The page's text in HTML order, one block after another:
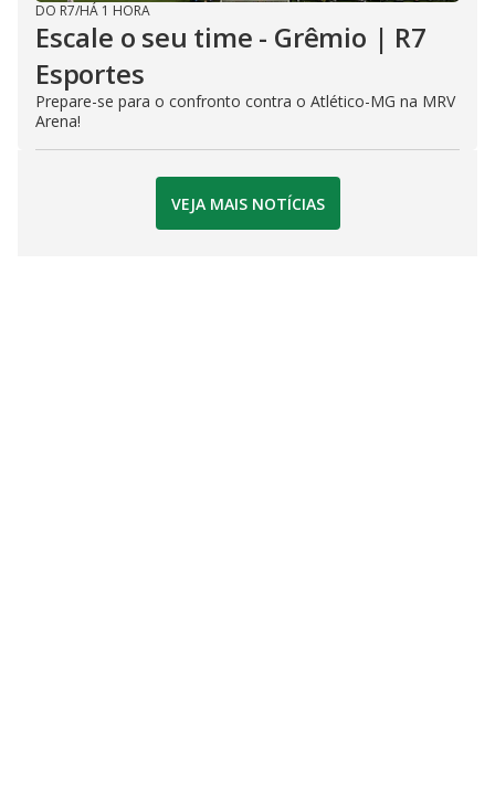
DO R7/HÁ 1 HORA
Escale o seu time - Grêmio | R7
Esportes
Prepare-se para o confronto contra o Atlético-MG na MRV
Arena!
VEJA MAIS NOTÍCIAS